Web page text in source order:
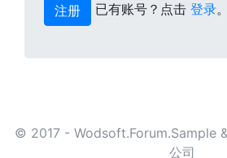
注册 已有账号？点击 登录。
© 2017 - Wodsoft.Forum.Sample
公司